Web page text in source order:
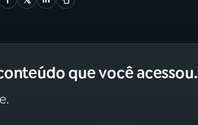
que você acessou.